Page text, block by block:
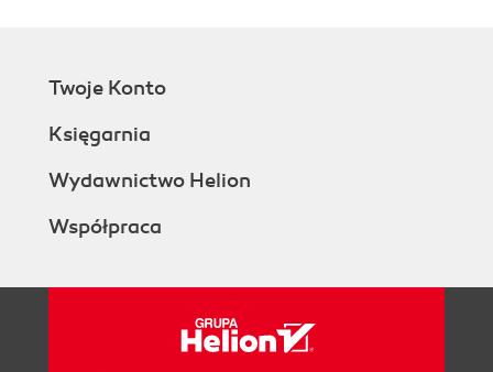
Twoje Konto
Księgarnia
Wydawnictwo Helion
Współpraca